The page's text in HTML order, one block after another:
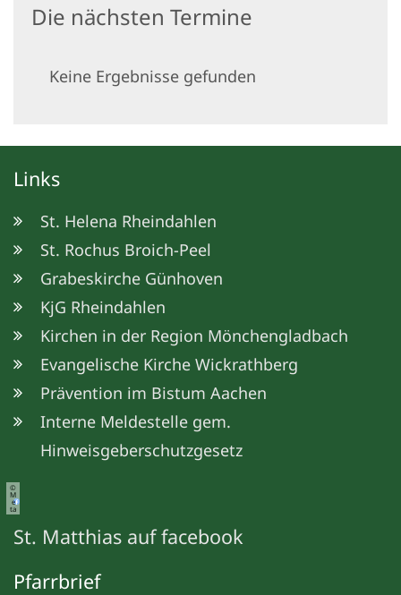
Die nächsten Termine
Keine Ergebnisse gefunden
Links
St. Helena Rheindahlen
St. Rochus Broich-Peel
Grabeskirche Günhoven
KjG Rheindahlen
Kirchen in der Region Mönchengladbach
Evangelische Kirche Wickrathberg
Prävention im Bistum Aachen
Interne Meldestelle gem.
Hinweisgeberschutzgesetz
©
M
e
ta
St. Matthias auf facebook
Pfarrbrief